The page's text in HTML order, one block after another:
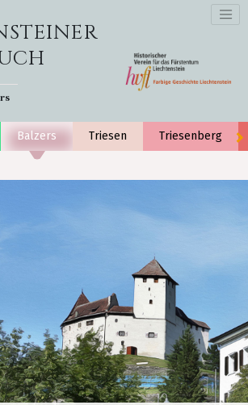
Balzers Triesen Triesenberg